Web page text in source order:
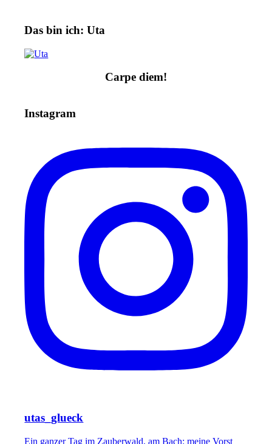
Das bin ich: Uta
Carpe diem!
Instagram
utas_glueck
Ein ganzer Tag im Zauberwald, am Bach: meine Vorst